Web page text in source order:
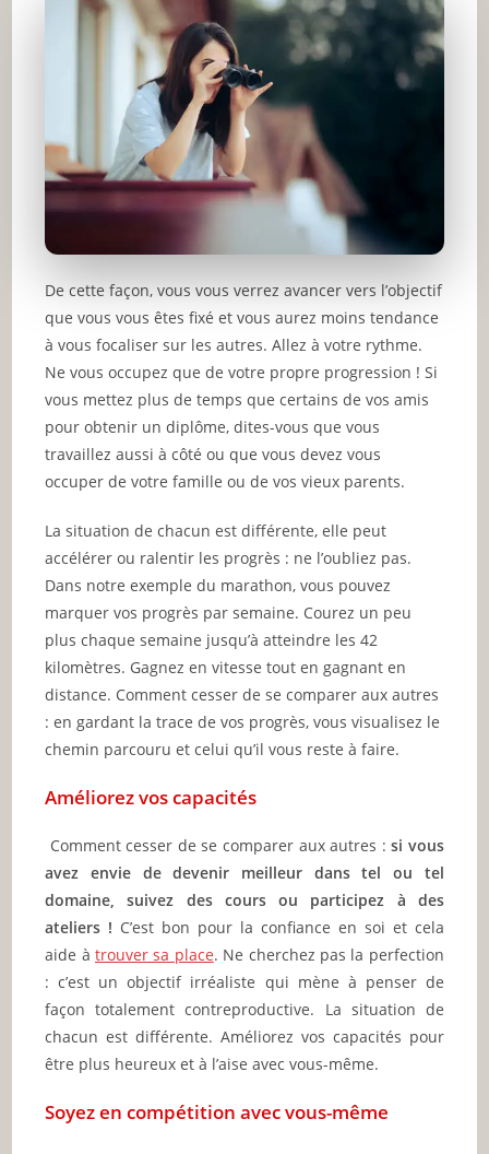
De cette façon, vous vous verrez avancer vers l’objectif
que vous vous êtes fixé et vous aurez moins tendance
à vous focaliser sur les autres. Allez à votre rythme.
Ne vous occupez que de votre propre progression ! Si
vous mettez plus de temps que certains de vos amis
pour obtenir un diplôme, dites-vous que vous
travaillez aussi à côté ou que vous devez vous
occuper de votre famille ou de vos vieux parents.
La situation de chacun est différente, elle peut
accélérer ou ralentir les progrès : ne l’oubliez pas.
Dans notre exemple du marathon, vous pouvez
marquer vos progrès par semaine. Courez un peu
plus chaque semaine jusqu’à atteindre les 42
kilomètres. Gagnez en vitesse tout en gagnant en
distance. Comment cesser de se comparer aux autres
: en gardant la trace de vos progrès, vous visualisez le
chemin parcouru et celui qu’il vous reste à faire.
Améliorez vos capacités
Comment cesser de se comparer aux autres :si vous
avez envie de devenir meilleur dans tel ou tel
domaine, suivez des cours ou participez à des
ateliers ! C’est bon pour la confiance en soi et cela
aide àtrouver sa place. Ne cherchez pas la perfection
: c’est un objectif irréaliste qui mène à penser de
façon totalement contreproductive. La situation de
chacun est différente. Améliorez vos capacités pour
être plus heureux et à l’aise avec vous-même.
Soyez en compétition avec vous-même